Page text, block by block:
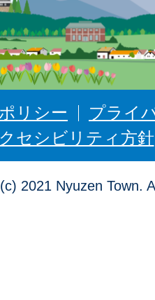
リシー
プライ
セシビリティ方針
2021 Nyuzen Town.